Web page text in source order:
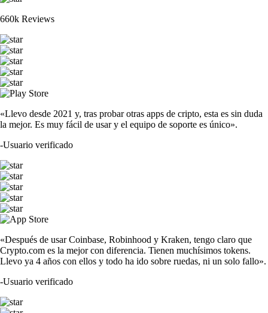
660k Reviews
«Llevo desde 2021 y, tras probar otras apps de cripto, esta es sin duda
la mejor. Es muy fácil de usar y el equipo de soporte es único».
-Usuario verificado
«Después de usar Coinbase, Robinhood y Kraken, tengo claro que
Crypto.com es la mejor con diferencia. Tienen muchísimos tokens.
Llevo ya 4 años con ellos y todo ha ido sobre ruedas, ni un solo fallo».
-Usuario verificado